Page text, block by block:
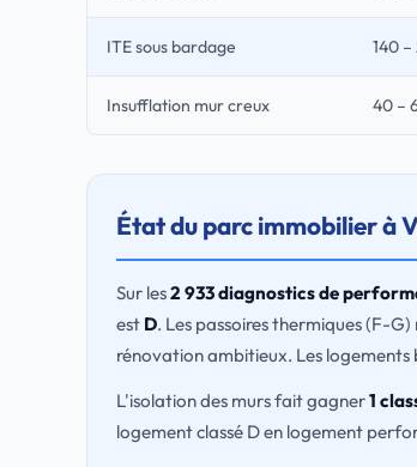
ITE sous bardage 140
Insufflation mur creux 40 –
État du parc immobilier à
Sur les2 933 diagnostics de
est D. Les passoires thermiques (F-
rénovation ambitieux. Les logements
L'isolation des murs fait gagner1
logement classé D en logement